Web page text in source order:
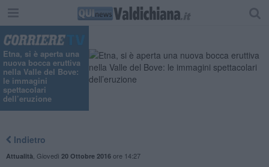
Etna, si è aperta una
nuova bocca eruttiva
nella Valle del Bove:
le immagini
spettacolari
dell’eruzione
Indietro
Attualità Giovedì 20 Ottobre 2016ore 14:27